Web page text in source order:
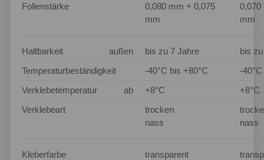
Folienstärke
0,080 mm + 0,075
mm
0,070
mm
Haltbarkeit außen bis zu 7 Jahre
bis
Temperaturbeständigkeit
-40°C bis +80°C
-
Verklebetemperatur
ab +8°C
+8°C
Verklebeart
trocken
nass
nass
Kleberfarbe transparent